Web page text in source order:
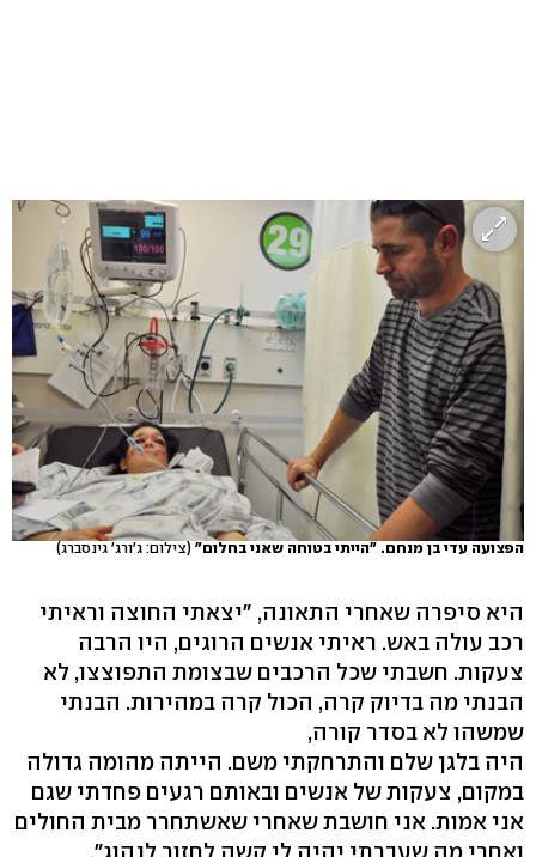
הפצועה עדי בן מנחם. "הייתי בטוחה שאני בחלום"(צילום: ג'ורג' גינסברג)
היא סיפרה שאחרי התאונה, "יצאתי החוצה וראיתי
רכב עולה באש. ראיתי אנשים הרוגים, היו הרבה
צעקות. חשבתי שכל הרכבים שבצומת התפוצצו, לא
הבנתי מה בדיוק קרה, הכול קרה במהירות. הבנתי
שמשהו לא בסדר קורה,
היה בלגן שלם והתרחקתי משם. הייתה מהומה גדולה
במקום, צעקות של אנשים ובאותם רגעים פחדתי שגם
אני אמות. אני חושבת שאחרי שאשתחרר מבית החולים
ואחרי מה שעברתי יהיה לי קשה לחזור לנהוג".